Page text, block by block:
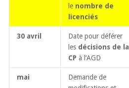
le nombre de
licenciés
30 avril
Date pour déférer
les décisions de la
CP à l’AGD
mai
Demande de